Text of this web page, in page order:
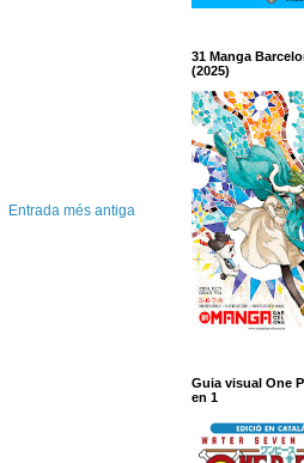
Entrada més antiga
31 Manga
(2025)
Guia visual One
en 1